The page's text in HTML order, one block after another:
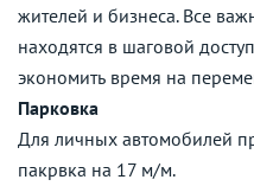
жителей и бизнеса. Все
находятся в шаговой
экономить время на
Парковка
Для личных автомобилей
пакрвка на 17 м/м.